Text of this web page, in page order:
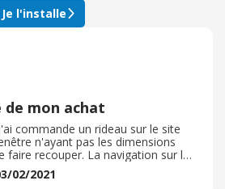
Je l'installe
mon achat
commande un rideau sur le site
n'ayant pas les dimensions
faire recouper. La navigation sur le
il me fut facile de faire
dimensions voulues. Le tissu est
02/2021